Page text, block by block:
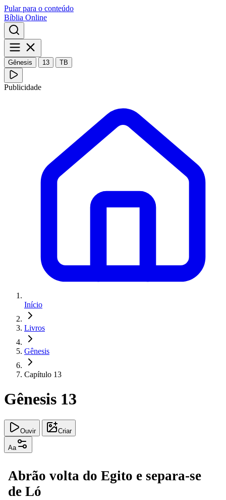
Pular para o conteúdo
Bíblia Online
Gênesis 13 TB
Publicidade
Início
Livros
Gênesis
Capítulo 13
Gênesis 13
Ouvir Criar
Aa
Abrão volta do Egito e separa-se
de Ló